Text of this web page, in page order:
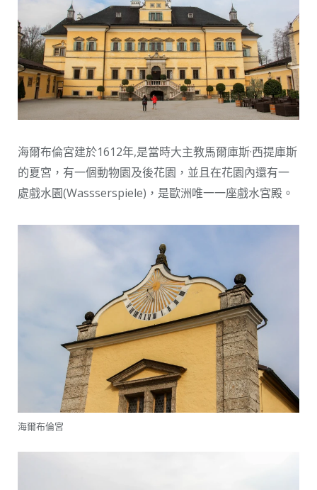
海爾布倫宮建於1612年,是當時大主教馬爾庫斯·西提庫斯
的夏宮，有一個動物園及後花園，並且在花園內還有一
處戲水園(Wassserspiele)，是歐洲唯一一座戲水宮殿。
海爾布倫宮